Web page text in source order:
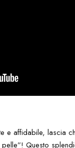
e affidabile, lascia
Questo